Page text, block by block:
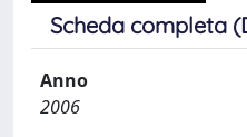
Scheda completa
Anno
2006